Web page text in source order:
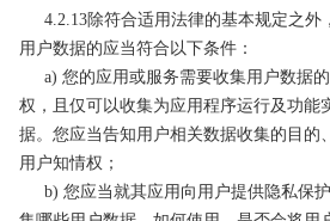
4.2.13除符合适用法律的基本规定之外
用户数据的应当符合以下条件：
a) 您的应用或服务需要收集用户数据
权，且仅可以收集为应用程序运行及功能
据。您应当告知用户相关数据收集的目的
用户知情权；
b) 您应当就其应用向用户提供隐私保